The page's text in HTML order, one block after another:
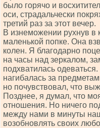
было горячо и
оси, страдальчески
третий раз за этот вечер.
В изнеможении рухнув
маленькой попке. Она
колен. Я благодарно
на часы над зеркалом,
подхватилась
нагибалась за
но почувствовал, что
Позднее, я думал, что
отношения. Но ничего
между нами в минуты
возобновлять своих